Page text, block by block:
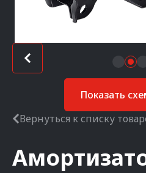
Показать
Вернуться к списку